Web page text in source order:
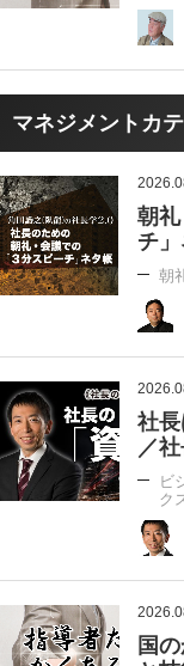
マネジメントカ
朝
チ
朝
社
／
ビ
ク
国